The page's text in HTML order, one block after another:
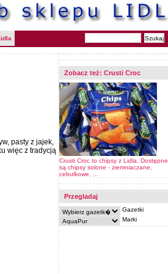
pasty z jajek,
więc z tradycją
Zobacz też: Crusti Croc
Crusti Croc to chipsy z Lidla. Dostępne
są chipsy solone - ziemniaczane,
cebulkowe, ...
Przegladaj
Gazetki
Marki